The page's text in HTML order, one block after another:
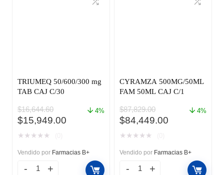
TRIUMEQ 50/600/300 mg
TAB CAJ C/30
$16,644.60
El
precio
era:
$16,644.60.
$15,949.00
es:
$15,949.00.
4%
★ ★ ★ ★ ★
Vendido por Farmacias B+
CYRAMZA 500MG/50ML
FAM 50ML CAJ C/1
$87,829.00
El
precio
era:
$87,829.00.
$84,449.00
es:
$84,449.00.
4%
★ ★ ★ ★ ★
Vendido por Farmacias B+